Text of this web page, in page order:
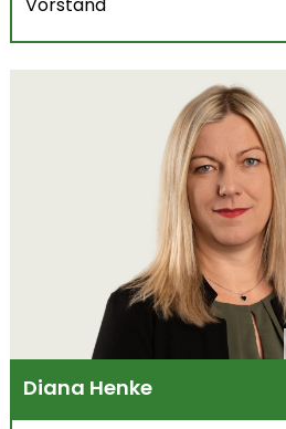
Vorstand
Diana Henke